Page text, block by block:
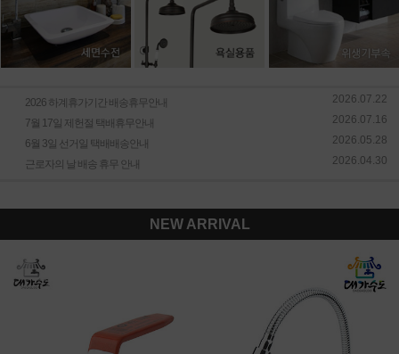
2026 하계휴가기간 배송휴무안내
2026.07.22
7월 17일 제헌절 택배휴무안내
2026.07.16
6월 3일 선거일 택배배송안내
2026.05.28
근로자의 날 배송 휴무 안내
2026.04.30
NEW ARRIVAL